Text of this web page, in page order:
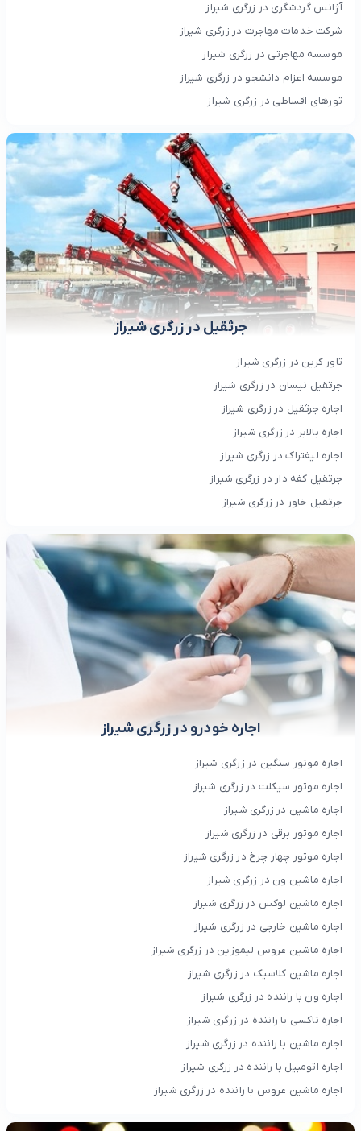
آژانس گردشگری در زرگری شیراز
شرکت خدمات مهاجرت در زرگری شیراز
موسسه مهاجرتی در زرگری شیراز
موسسه اعزام دانشجو در زرگری شیراز
تورهای اقساطی در زرگری شیراز
جرثقیل در زرگری شیراز
تاور کرین در زرگری شیراز
جرثقیل نیسان در زرگری شیراز
اجاره جرثقیل در زرگری شیراز
اجاره بالابر در زرگری شیراز
اجاره لیفتراک در زرگری شیراز
جرثقیل کفه دار در زرگری شیراز
جرثقیل خاور در زرگری شیراز
اجاره خودرو در زرگری شیراز
اجاره موتور سنگین در زرگری شیراز
اجاره موتور سیکلت در زرگری شیراز
اجاره ماشین در زرگری شیراز
اجاره موتور برقی در زرگری شیراز
اجاره موتور چهار چرخ در زرگری شیراز
اجاره ماشین ون در زرگری شیراز
اجاره ماشین لوکس در زرگری شیراز
اجاره ماشین خارجی در زرگری شیراز
اجاره ماشین عروس لیموزین در زرگری شیراز
اجاره ماشین کلاسیک در زرگری شیراز
اجاره ون با راننده در زرگری شیراز
اجاره تاکسی با راننده در زرگری شیراز
اجاره ماشین با راننده در زرگری شیراز
اجاره اتومبیل با راننده در زرگری شیراز
اجاره ماشین عروس با راننده در زرگری شیراز